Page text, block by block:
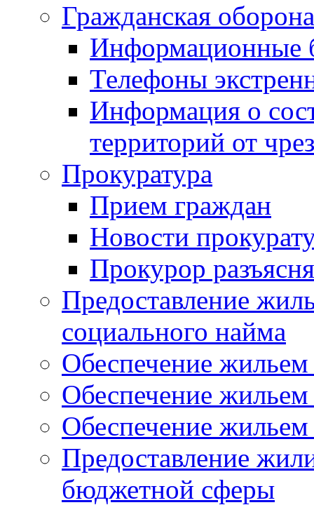
Гражданская
Информационные
Телефоны
Информация о
территорий от
Прокуратура
Прием граждан
Новости
Прокурор
Предоставление
социального найма
Обеспечение
Обеспечение
Обеспечение жильем
Предоставление
бюджетной сферы